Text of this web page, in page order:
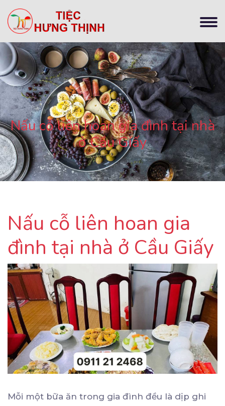
Nấu cỗ liên hoan gia đình tại nhà
ở Cầu Giấy
Nấu cỗ liên hoan gia
đình tại nhà ở Cầu Giấy
Mỗi một bữa ăn trong gia đình đều là dịp ghi